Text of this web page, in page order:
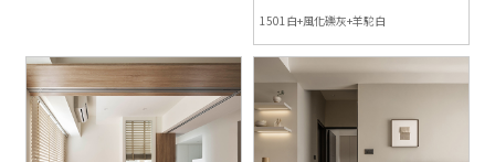
1501白+風化礫灰+羊駝白